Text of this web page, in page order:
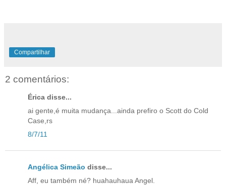
Compartilhar
2 comentários:
Érica disse...
ai gente,é muita mudança...ainda prefiro o Scott do Cold
Case,rs
8/7/11
Angélica Simeão disse...
Aff, eu também né? huahauhaua Angel.